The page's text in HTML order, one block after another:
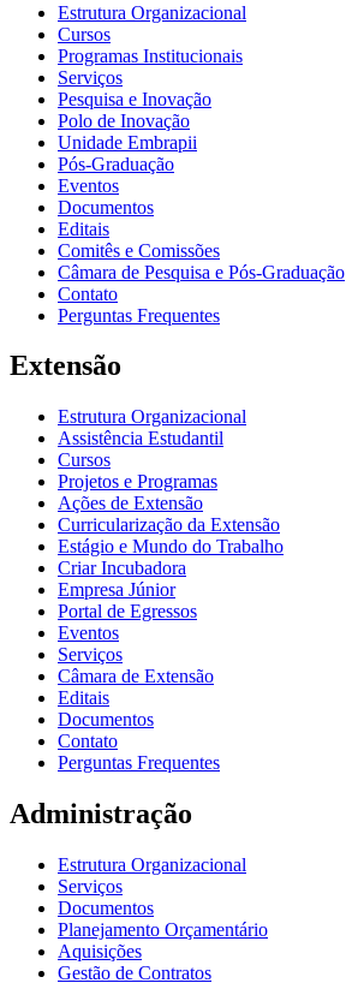
Estrutura Organizacional
Cursos
Programas Institucionais
Serviços
Pesquisa e Inovação
Polo de Inovação
Unidade Embrapii
Pós-Graduação
Eventos
Documentos
Editais
Comitês e Comissões
Câmara de Pesquisa e Pós-Graduação
Contato
Perguntas Frequentes
Extensão
Estrutura Organizacional
Assistência Estudantil
Cursos
Projetos e Programas
Ações de Extensão
Curricularização da Extensão
Estágio e Mundo do Trabalho
Criar Incubadora
Empresa Júnior
Portal de Egressos
Eventos
Serviços
Câmara de Extensão
Editais
Documentos
Contato
Perguntas Frequentes
Administração
Estrutura Organizacional
Serviços
Documentos
Planejamento Orçamentário
Aquisições
Gestão de Contratos